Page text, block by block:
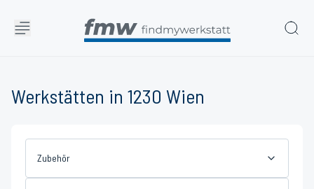
Werkstätten in 1230 Wien
Zubehör